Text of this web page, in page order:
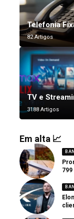
Telefonia
82 Artigos
TV e
3188 Artigos
Em alta 📈
799